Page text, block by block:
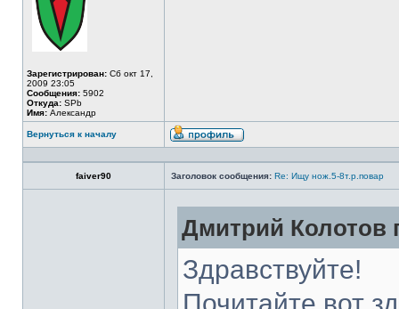
Зарегистрирован: Сб окт 17,
2009 23:05
Сообщения: 5902
Откуда: SPb
Имя: Александр
Вернуться к началу
faiver90 Заголовок сообщения: Re: Ищу нож.5-8т.р.повар
Дмитрий Колотов
Здравствуйте!